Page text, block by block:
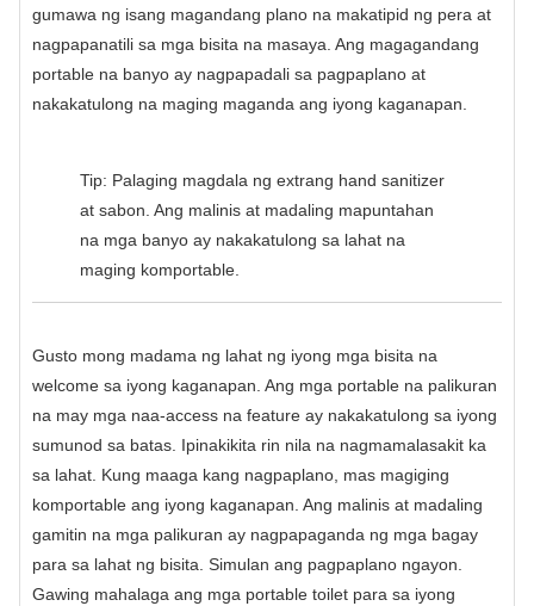
gumawa ng isang magandang plano na makatipid ng pera at
nagpapanatili sa mga bisita na masaya. Ang magagandang
portable na banyo ay nagpapadali sa pagpaplano at
nakakatulong na maging maganda ang iyong kaganapan.
Tip: Palaging magdala ng extrang hand sanitizer
at sabon. Ang malinis at madaling mapuntahan
na mga banyo ay nakakatulong sa lahat na
maging komportable.
Gusto mong madama ng lahat ng iyong mga bisita na
welcome sa iyong kaganapan. Ang mga portable na palikuran
na may mga naa-access na feature ay nakakatulong sa iyong
sumunod sa batas. Ipinakikita rin nila na nagmamalasakit ka
sa lahat. Kung maaga kang nagpaplano, mas magiging
komportable ang iyong kaganapan. Ang malinis at madaling
gamitin na mga palikuran ay nagpapaganda ng mga bagay
para sa lahat ng bisita. Simulan ang pagpaplano ngayon.
Gawing mahalaga ang mga portable toilet para sa iyong